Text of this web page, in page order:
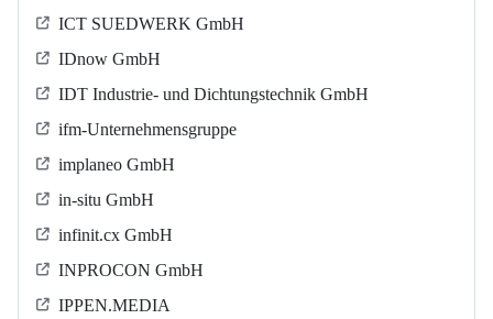
ICT SUEDWERK GmbH
IDnow GmbH
IDT Industrie- und Dichtungstechnik GmbH
ifm-Unternehmensgruppe
implaneo GmbH
in-situ GmbH
infinit.cx GmbH
INPROCON GmbH
IPPEN.MEDIA